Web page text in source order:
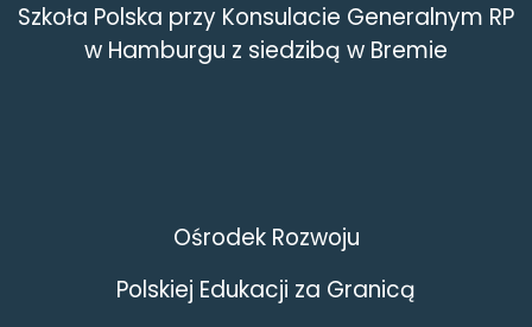
Szkoła Polska przy Konsulacie Generalnym RP
w Hamburgu z siedzibą w Bremie
Ośrodek Rozwoju
Polskiej Edukacji za Granicą